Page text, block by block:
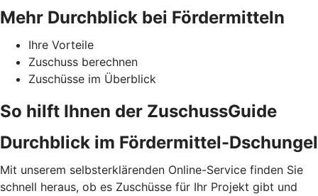
Mehr Durchblick bei Fördermitteln
Ihre Vorteile
Zuschuss berechnen
Zuschüsse im Überblick
So hilft Ihnen der ZuschussGuide
Durchblick im Fördermittel-Dschungel
Mit unserem selbsterklärenden Online-Service finden Sie
schnell heraus, ob es Zuschüsse für Ihr Projekt gibt und